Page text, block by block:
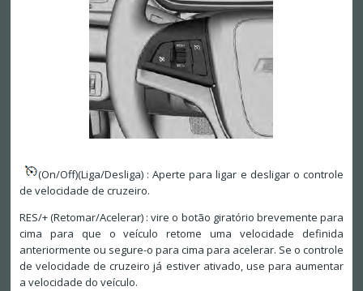
(On/Off)(Liga/Desliga) : Aperte para ligar e desligar o controle
de velocidade de cruzeiro.
RES/+ (Retomar/Acelerar) : vire o botão giratório brevemente para
cima para que o veículo retome uma velocidade definida
anteriormente ou segure-o para cima para acelerar. Se o controle
de velocidade de cruzeiro já estiver ativado, use para aumentar
a velocidade do veículo.